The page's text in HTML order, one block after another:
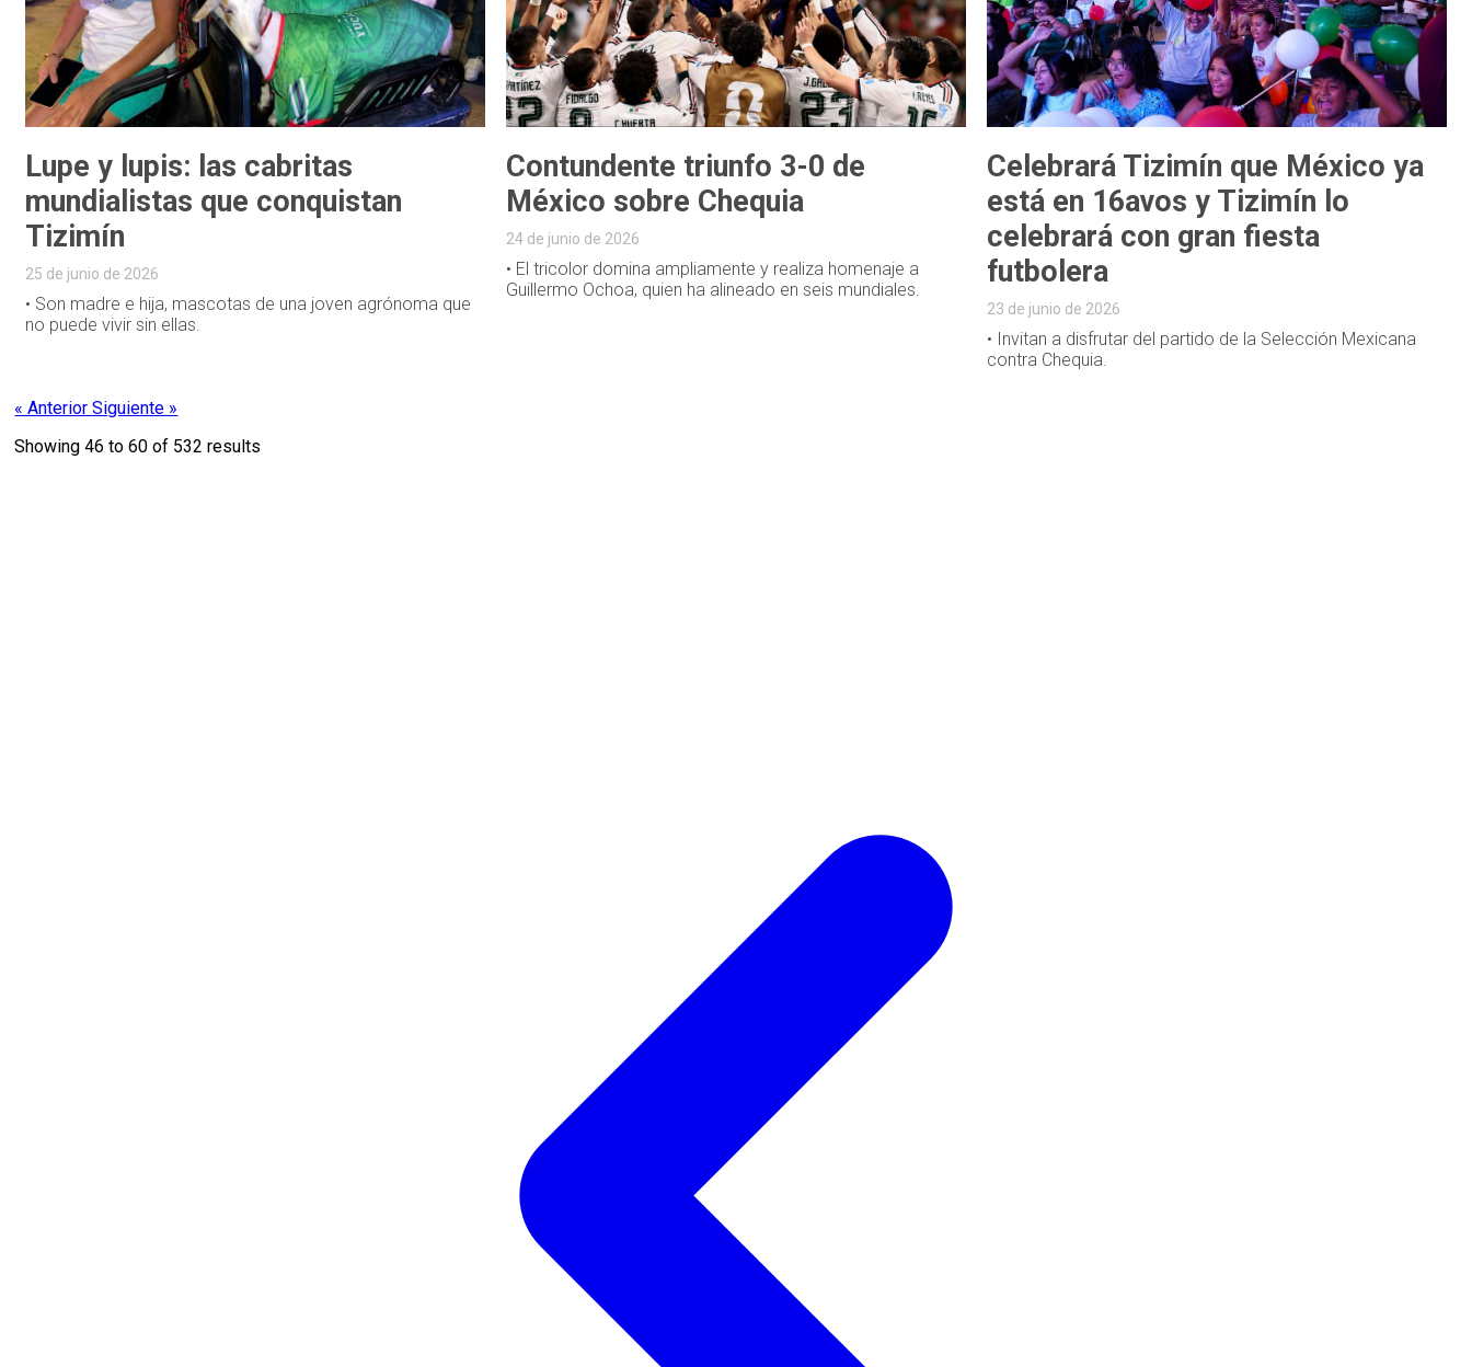
Lupe y lupis: las cabritas
mundialistas que conquistan
Tizimín
25 de junio de 2026
• Son madre e hija, mascotas de una joven agrónoma que
no puede vivir sin ellas.
Contundente triunfo 3-0 de
México sobre Chequia
24 de junio de 2026
• El tricolor domina ampliamente y realiza homenaje a
Guillermo Ochoa, quien ha alineado en seis mundiales.
Celebrará Tizimín que México ya
está en 16avos y Tizimín lo
celebrará con gran fiesta
futbolera
23 de junio de 2026
• Invitan a disfrutar del partido de la Selección Mexicana
contra Chequia.
« AnteriorSiguiente »
Showing46 to60 of 532 results